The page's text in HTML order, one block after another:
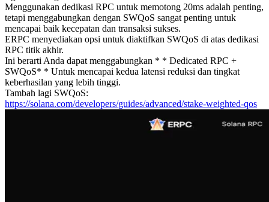
Menggunakan dedikasi RPC untuk memotong 20ms adalah penting,
tetapi menggabungkan dengan SWQoS sangat penting untuk
mencapai baik kecepatan dan transaksi sukses.
ERPC menyediakan opsi untuk diaktifkan SWQoS di atas dedikasi
RPC titik akhir.
Ini berarti Anda dapat menggabungkan * * Dedicated RPC +
SWQoS* * Untuk mencapai kedua latensi reduksi dan tingkat
keberhasilan yang lebih tinggi.
Tambah lagi SWQoS:
https://solana.com/developers/guides/advanced/stake-weighted-qos